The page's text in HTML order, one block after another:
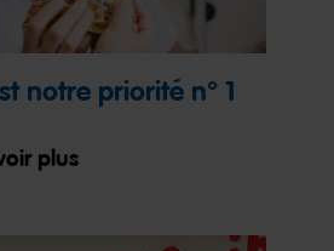
notre priorité n° 1
plus